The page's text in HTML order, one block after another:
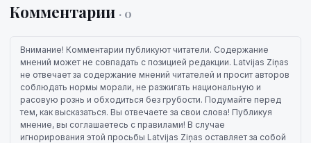
Комментарии · 0
Внимание! Комментарии публикуют читатели. Содержание
мнений может не совпадать с позицией редакции. Latvijas Ziņas
не отвечает за содержание мнений читателей и просит авторов
соблюдать нормы морали, не разжигать национальную и
расовую рознь и обходиться без грубости. Подумайте перед
тем, как высказаться. Вы отвечаете за свои слова! Публикуя
мнение, вы соглашаетесь с правилами! В случае
игнорирования этой просьбы Latvijas Ziņas оставляет за собой